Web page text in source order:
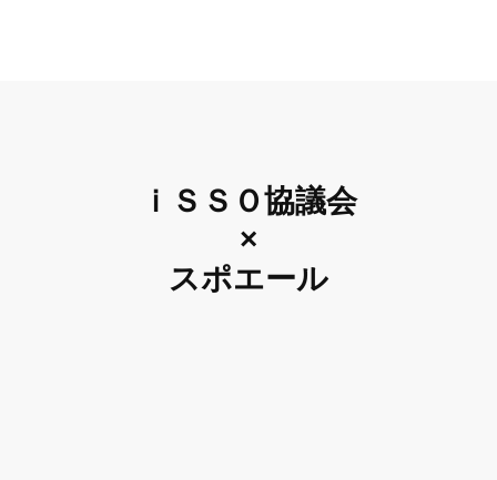
ｉＳＳＯ協議会
×
スポエール